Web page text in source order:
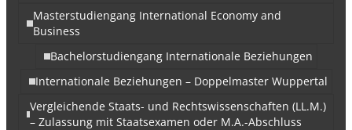
Masterstudiengang International Economy and
Business
Bachelorstudiengang Internationale Beziehungen
Internationale Beziehungen – Doppelmaster Wuppertal
Vergleichende Staats- und Rechtswissenschaften (LL.M.)
– Zulassung mit Staatsexamen oder M.A.-Abschluss